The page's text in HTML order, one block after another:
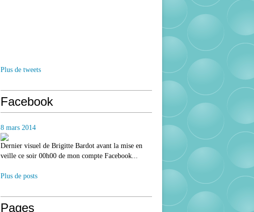
Plus de tweets
Facebook
8 mars 2014
Dernier visuel de Brigitte Bardot avant la mise en
veille ce soir 00h00 de mon compte Facebook...
Plus de posts
Pages